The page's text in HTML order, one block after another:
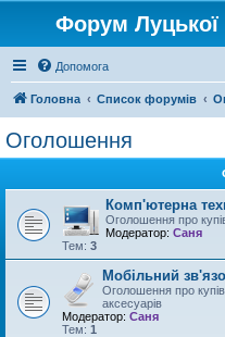
Форум Луцької
Допомога
Головна Список форумів
Оголошення
Комп'ютерна
Оголошення про
Модератор: Саня
Тем: 3
Мобільний
Оголошення про
аксесуарів
Модератор: Саня
Тем: 1